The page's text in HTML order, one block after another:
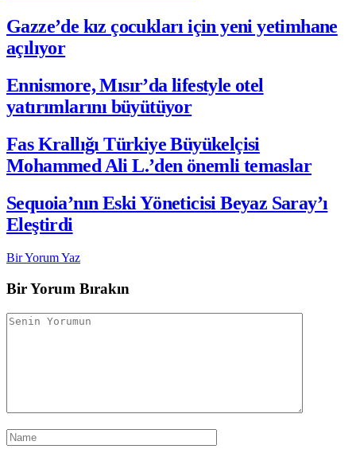
Gazze’de kız çocukları için yeni yetimhane
açılıyor
Ennismore, Mısır’da lifestyle otel
yatırımlarını büyütüyor
Fas Krallığı Türkiye Büyükelçisi
Mohammed Ali L.’den önemli temaslar
Sequoia’nın Eski Yöneticisi Beyaz Saray’ı
Eleştirdi
Bir Yorum Yaz
Bir Yorum Bırakın